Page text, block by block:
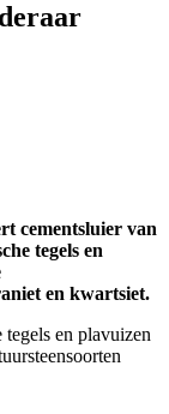
cementsluier van
tegels en
en kwartsiet.
en plavuizen